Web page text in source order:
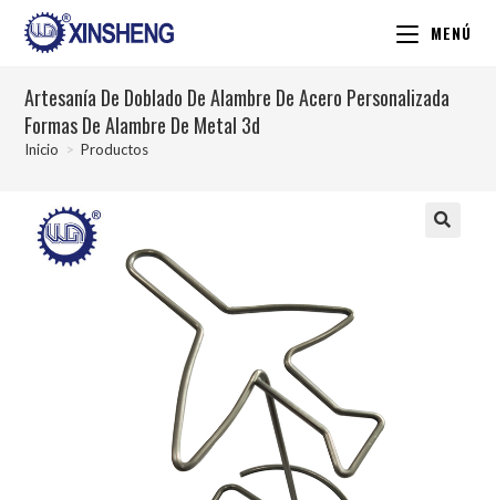
MENÚ
Artesanía De Doblado De Alambre De Acero Personalizada
Formas De Alambre De Metal 3d
Inicio > Productos